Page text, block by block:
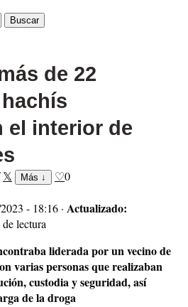
Buscar
de 22
el interior de
𝕏 Más ↓ ♡0
- 18:16 · Actualizado:
lectura
liderada por un vecino de
varias personas que realizaban
custodia y seguridad, así
de la droga